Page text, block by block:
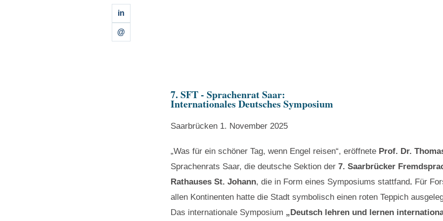
in
@
7. SFT - Sprachenrat Saar:
Internationales Deutsches Symposium
Saarbrücken 1. November 2025
„Was für ein schöner Tag, wenn Engel reisen“, eröffnete Prof. Dr.
Sprachenrats Saar, die deutsche Sektion der 7. Saarbrücker
Rathauses St. Johann, die in Form eines Symposiums stattfand. Für
allen Kontinenten hatte die Stadt symbolisch einen roten Teppich
Das internationale Symposium „Deutsch lehren und lernen